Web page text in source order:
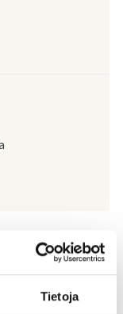
Tietoja